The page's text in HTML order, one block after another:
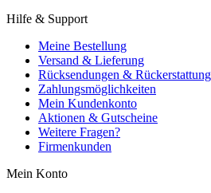
Hilfe & Support
Meine Bestellung
Versand & Lieferung
Rücksendungen &
Zahlungsmöglichkeiten
Mein Kundenkonto
Aktionen & Gutscheine
Weitere Fragen?
Firmenkunden
Mein Konto